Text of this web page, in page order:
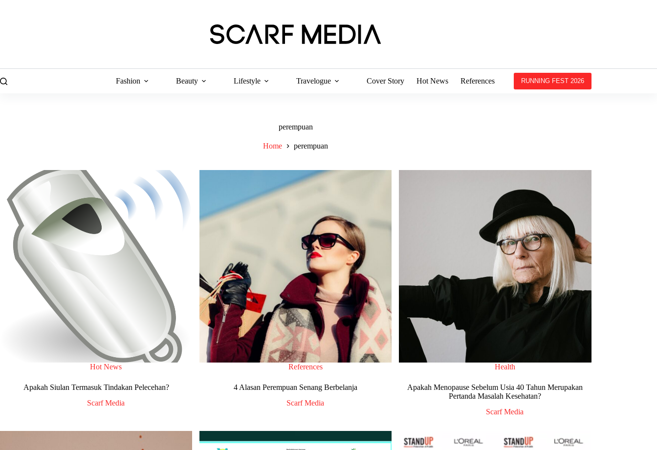
Fashion Beauty Lifestyle Travelogue Cover Story Hot News References RUNNING FEST 2026
perempuan
Home perempuan
Hot News
Apakah Siulan Termasuk Tindakan Pelecehan?
Scarf Media
References
4 Alasan Perempuan Senang Berbelanja
Scarf Media
Health
Apakah Menopause Sebelum Usia 40 Tahun Merupakan
Pertanda Masalah Kesehatan?
Scarf Media